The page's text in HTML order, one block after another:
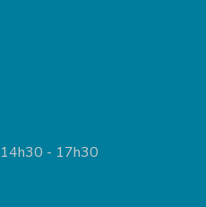
- 17h30